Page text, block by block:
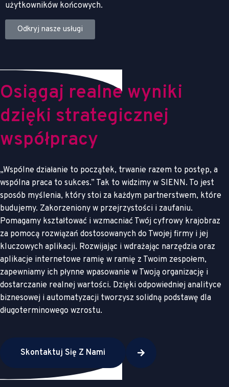
użytkowników końcowych.
Odkryj nasze usługi
Osiągaj realne wyniki
dzięki strategicznej
współpracy
„Wspólne działanie to początek, trwanie razem to postęp, a
wspólna praca to sukces.” Tak to widzimy w SIENN. To jest
sposób myślenia, który stoi za każdym partnerstwem, które
budujemy. Zakorzeniony w przejrzystości i zaufaniu.
Pomagamy kształtować i wzmacniać Twój cyfrowy krajobraz
za pomocą rozwiązań dostosowanych do Twojej firmy i jej
kluczowych aplikacji. Rozwijając i wdrażając narzędzia oraz
aplikacje internetowe ramię w ramię z Twoim zespołem,
zapewniamy ich płynne wpasowanie w Twoją organizację i
dostarczanie realnej wartości. Dzięki odpowiedniej analityce
biznesowej i automatyzacji tworzysz solidną podstawę dla
długoterminowego wzrostu.
Skontaktuj Się Z Nami